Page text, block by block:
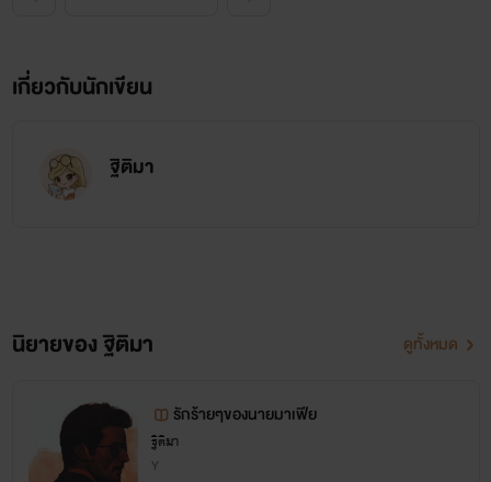
เกี่ยวกับนักเขียน
ฐิติมา
นิยายของ ฐิติมา ดูทั้งหมด
รักร้ายๆของนายมาเฟีย
ฐิติมา
Y